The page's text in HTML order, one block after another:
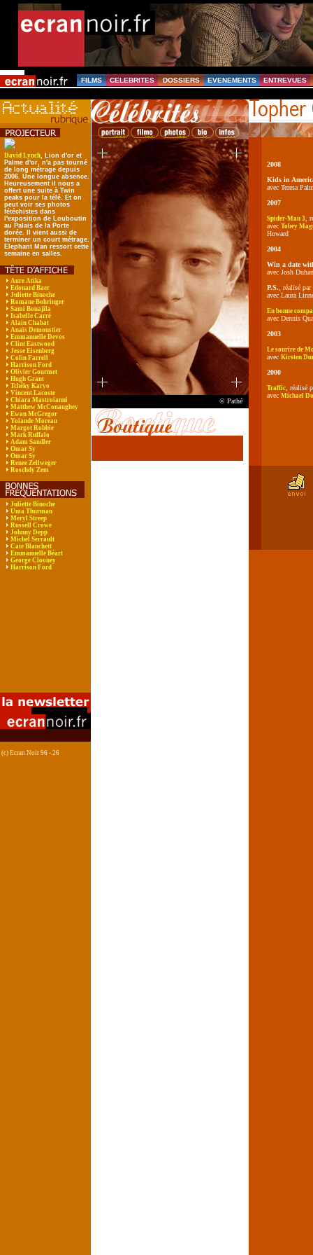
FILMS CELEBRITES DOSSIERS EVENEMENTS ENTREVUES
David Lynch, Lion d'or et
Palme d'or, n'a pas tourné
de long métrage depuis
2006. Une longue absence.
Heureusement il nous a
offert une suite à Twin
peaks pour la télé. Et on
peut voir ses photos
fétéchistes dans
l'exposition de Louboutin
au Palais de la Porte
dorée. Il vient aussi de
terminer un court métrage.
Elephant Man ressort cette
semaine en salles.
Aure Atika
Edouard Baer
Juliette Binoche
Romane Bohringer
Sami Bouajila
Isabelle Carré
Alain Chabat
Anaïs Demoustier
Emmanuelle Devos
Clint Eastwood
Jesse Eisenberg
Colin Farrell
Harrison Ford
Olivier Gourmet
Hugh Grant
Tchéky Karyo
Vincent Lacoste
Chiara Mastroianni
Matthew McConaughey
Ewan McGregor
Yolande Moreau
Margot Robbie
Mark Ruffalo
Adam Sandler
Omar Sy
Omar Sy
Renee Zellweger
Roschdy Zem
Juliette Binoche
Uma Thurman
Meryl Streep
Russell Crowe
Johnny Depp
Michel Serrault
Cate Blanchett
Emmanuelle Béart
George Clooney
Harrison Ford
(c) Ecran Noir 96 - 26
© Pathé
2008
Kids in
avec Teresa
2007
Spider-Man 3
,
avec Tobey
Howard
2004
Win a date
avec Josh
P.S. , réalisé
avec Laura
En bonne
avec Dennis
2003
Le sourire de
avec Kirsten
2000
Traffic , réalisé
avec Michael